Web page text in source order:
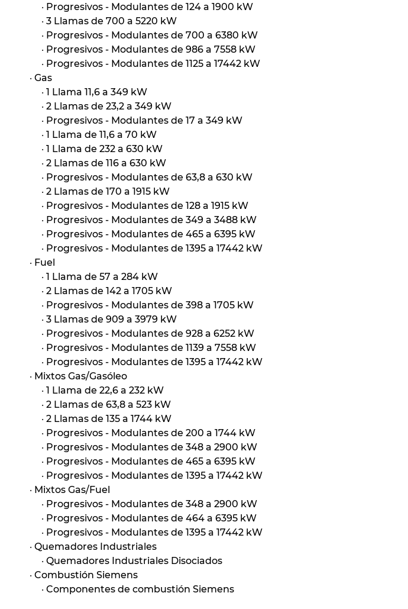
· Progresivos - Modulantes de 124 a 1900 kW
· 3 Llamas de 700 a 5220 kW
· Progresivos - Modulantes de 700 a 6380 kW
· Progresivos - Modulantes de 986 a 7558 kW
· Progresivos - Modulantes de 1125 a 17442 kW
· Gas
· 1 Llama 11,6 a 349 kW
· 2 Llamas de 23,2 a 349 kW
· Progresivos - Modulantes de 17 a 349 kW
· 1 Llama de 11,6 a 70 kW
· 1 Llama de 232 a 630 kW
· 2 Llamas de 116 a 630 kW
· Progresivos - Modulantes de 63,8 a 630 kW
· 2 Llamas de 170 a 1915 kW
· Progresivos - Modulantes de 128 a 1915 kW
· Progresivos - Modulantes de 349 a 3488 kW
· Progresivos - Modulantes de 465 a 6395 kW
· Progresivos - Modulantes de 1395 a 17442 kW
· Fuel
· 1 Llama de 57 a 284 kW
· 2 Llamas de 142 a 1705 kW
· Progresivos - Modulantes de 398 a 1705 kW
· 3 Llamas de 909 a 3979 kW
· Progresivos - Modulantes de 928 a 6252 kW
· Progresivos - Modulantes de 1139 a 7558 kW
· Progresivos - Modulantes de 1395 a 17442 kW
· Mixtos Gas/Gasóleo
· 1 Llama de 22,6 a 232 kW
· 2 Llamas de 63,8 a 523 kW
· 2 Llamas de 135 a 1744 kW
· Progresivos - Modulantes de 200 a 1744 kW
· Progresivos - Modulantes de 348 a 2900 kW
· Progresivos - Modulantes de 465 a 6395 kW
· Progresivos - Modulantes de 1395 a 17442 kW
· Mixtos Gas/Fuel
· Progresivos - Modulantes de 348 a 2900 kW
· Progresivos - Modulantes de 464 a 6395 kW
· Progresivos - Modulantes de 1395 a 17442 kW
· Quemadores Industriales
· Quemadores Industriales Disociados
· Combustión Siemens
· Componentes de combustión Siemens